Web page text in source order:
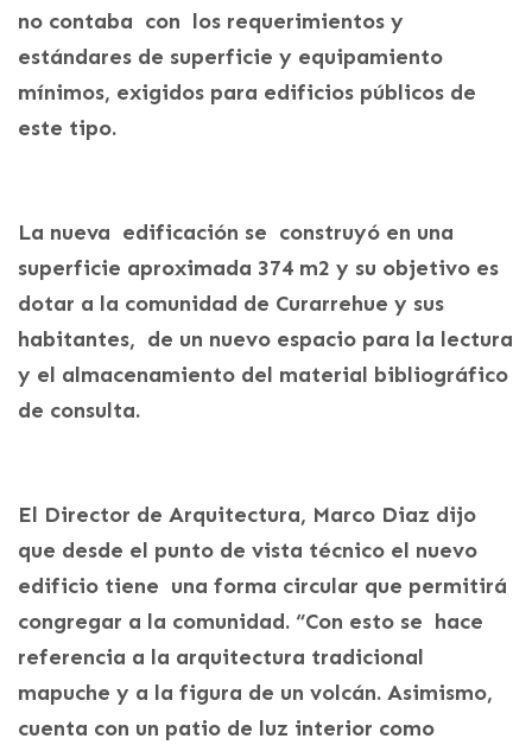
no contaba con los requerimientos y
estándares de superficie y equipamiento
mínimos, exigidos para edificios públicos de
este tipo.
La nueva edificación se construyó en una
superficie aproximada 374 m2 y su objetivo es
dotar a la comunidad de Curarrehue y sus
habitantes, de un nuevo espacio para la lectura
y el almacenamiento del material bibliográfico
de consulta.
El Director de Arquitectura, Marco Diaz dijo
que desde el punto de vista técnico el nuevo
edificio tiene una forma circular que permitirá
congregar a la comunidad. “Con esto se hace
referencia a la arquitectura tradicional
mapuche y a la figura de un volcán. Asimismo,
cuenta con un patio de luz interior como